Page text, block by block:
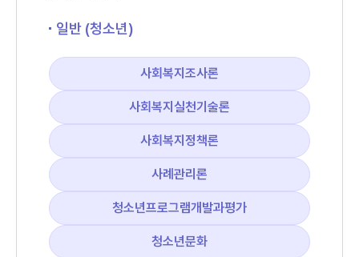
일반 (청소년)
사회복지조사론
사회복지실천기술론
사회복지정책론
사례관리론
청소년프로그램개발과평가
청소년문화